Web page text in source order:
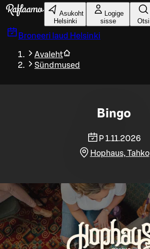
Liigu peamise sisu juurde
Asukoht
Helsinki
Logige
sisse
Otsi
Broneeri laud Helsinki
Avaleht
Sündmused
Bingo
P 1.11.2026
Hophaus, Tahko